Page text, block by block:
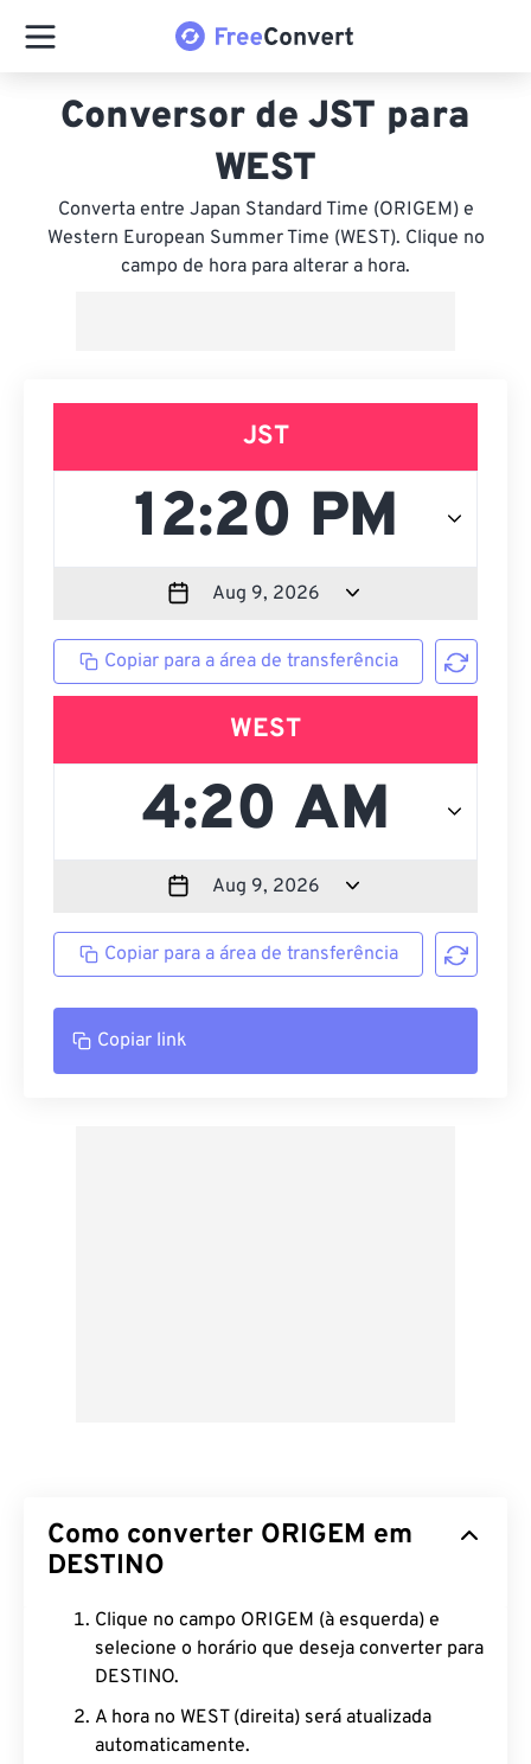
Conversor de JST para
WEST
Converta entre Japan Standard Time (ORIGEM) e
Western European Summer Time (WEST). Clique no
campo de hora para alterar a hora.
JST
Copiar para a área de transferência
WEST
Copiar para a área de transferência
Copiar link
Como converter ORIGEM em
DESTINO
Clique no campo ORIGEM (à esquerda) e
selecione o horário que deseja converter para
DESTINO.
A hora no WEST (direita) será atualizada
automaticamente.